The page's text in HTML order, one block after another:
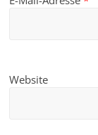
Website